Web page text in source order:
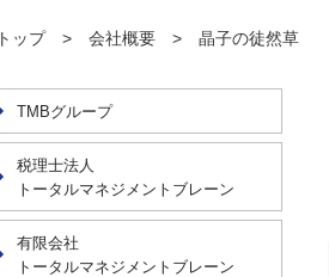
トップ 会社概要 晶子の徒然草
TMBグループ
税理士法人
トータルマネジメントブレーン
有限会社
トータルマネジメントブレーン